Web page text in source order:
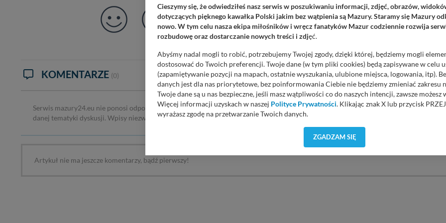
KOMENTARZE (0) DODAJ
Serwis mazury24.eu nie ponosi odpowiedzialności za treść komentarzy i opinii. Prosimy o zamieszczanie komentarzy dotyczących
danej tematyki dyskusji. Wpisy niezwiązane z tematem, wulgarne, obraźliwe, naruszające prawo będą usuwane.
Artykuł nie ma jeszcze komentarzy, bądź pierwszy!
Cieszymy się, że odwiedziłeś nasz serwis w poszukiwaniu informacji, zdjęć, obrazów,
dotyczących pięknego kawałka Polski jakim bez wątpienia są Mazury. Staramy się Mazury
nowo. W tym celu nasza ekipa miłośników i wręcz fanatyków Mazur codziennie rozwija
rozbudowę oraz dostarczanie nowych treści i zdjęć.
Abyśmy nadal mogli to robić, potrzebujemy Twojej zgody, dzięki której, będziemy mogli
dostosować do Twoich preferencji. Twoje dane (w tym pliki cookies) będą zapisywane w celu
(zapamiętywanie pozycji na mapach, ostatnie wyszukania, ulubione miejsca, logowania, itp).
danych jest dla nas priorytetowe, bez poinformowania Ciebie nie będziemy zmieniać zakresu
Twoje dane są u nas bezpieczne, jeśli masz wątpliwości co do naszych intencji, zawsze możesz
Więcej informacji uzyskach w naszej Polityce Prywatności. Klikając znak X lub przycisk
wyrażasz zgodę na przetwarzanie Twoich danych.
Wyjątkiem jest sytuacja, gdy przekazanie Twoich danych jest elementem usługi (przekazanie
zasadach i funkcjonalności serwisu w
Administratorem Twoich danych jest: Agencja Reklamowa Kreacja Monika Borkowska, z
W każdej chwili możesz: zażądać dostępu do swoich danych, zażądać ich poprawienia lub
przetwarzania. Pamiętaj jednak, że nie zawsze jest możliwe techniczne zrealizowanie Twoich
ZGADZAM SIĘ